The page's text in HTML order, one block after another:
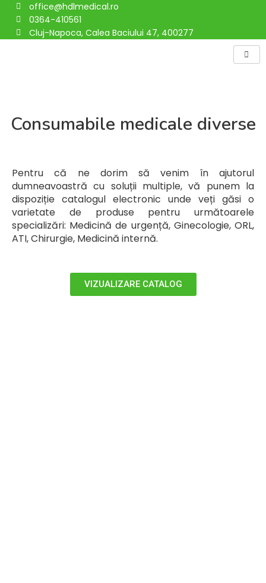
content
office@hdlmedical.ro
0364-410561
Cluj-Napoca, Calea Baciului 47, 400277
Consumabile medicale diverse
Pentru că ne dorim să venim în ajutorul
dumneavoastră cu soluții multiple, vă punem la
dispoziție catalogul electronic unde veți găsi o
varietate de produse pentru următoarele
specializări: Medicină de urgență, Ginecologie, ORL,
ATI, Chirurgie, Medicină internă.
VIZUALIZARE CATALOG